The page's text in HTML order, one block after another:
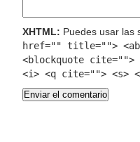
XHTML: Puedes usar las
href="" title="">
<blockquote cite="">
<i> <q cite=""> <s>